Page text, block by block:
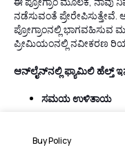
Buy Policy
ನಡೆಸುವಂತೆ
ಪ್ರೋಗ್ರಾಂನಲ್ಲಿ
ಪ್ರೀಮಿಯಂನಲ್ಲಿ ನವೀಕರಣ
ಆನ್‌ಲೈನ್‌ನಲ್ಲಿ ಫ್ಯಾಮಿಲಿ ಹೆಲ್ತ್
ಸಮಯ ಉಳಿತಾಯ
ಖರೀದಿಸಬಹುದು. ಇದು